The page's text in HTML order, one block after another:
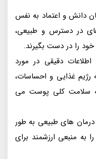
دانش و اعتماد به نفس
در دسترس و طبیعی،
را در دست بگیرند.
اطلاعات دقیقی در مورد
رژیم غذایی و احساسات،
سلامت کلی پوست می
های طبیعی به طور
به منبعی ارزشمند برای